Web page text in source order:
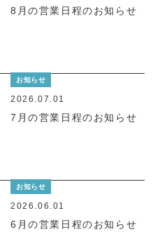
8月の営業日程のお知らせ
お知らせ
2026.07.01
7月の営業日程のお知らせ
お知らせ
2026.06.01
6月の営業日程のお知らせ